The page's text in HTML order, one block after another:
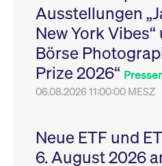
Ausstellungen
New York
Börse
Prize 2026“
06.08.2026 11:00:00 MESZ
Neue ETF und
6. August 2026
VISITOR_PRIVACY_METADATA